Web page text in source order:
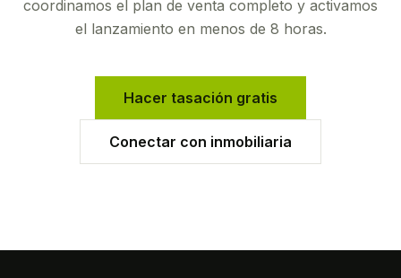
coordinamos el plan de venta completo y activamos
el lanzamiento en menos de 8 horas.
Hacer tasación gratis
Conectar con inmobiliaria